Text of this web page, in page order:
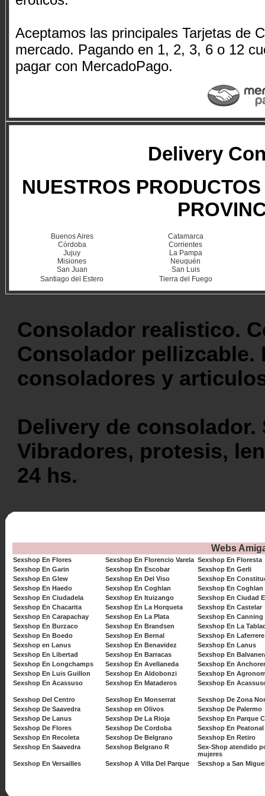
Aceptamos las principales Tarjetas de
mercado. Pagando en 1, 2, 3, 6 o 12
pagar con MercadoPago.
Delivery
NUESTROS
Buenos Aires
Catamarca
Córdoba
Corrientes
Jujuy
La Pampa
Misiones
Neuquén
San Juan
San Luis
Santiago del Estero
Tierra del Fuego
Consolador realistico.
Consolador pellizcable.
consoladores y
Delivery de consolador.
Vibradores, protesis,
24 hs.
Webs
Sexshop En Flores Sexshop En Florencio Varela Sexshop En Floresta
Sexshop En Garin
Sexshop En Escobar
Sexshop En Gerli
Sexshop En Glew
Sexshop En Del Viso
Sexshop En
Sexshop En Haedo
Sexshop En Coghlan
Sexshop En Coghlan
Sexshop En Ciudadela
Sexshop En Ituizango
Sexshop En Ciudad
Sexshop En Chacarita
Sexshop En La Horqueta
Sexshop En Castelar
Sexshop En Carapachay
Sexshop En La Plata
Sexshop En Canning
Sexshop En Burzaco
Sexshop En Brandsen
Sexshop En La
Sexshop En Boedo
Sexshop En Bernal
Sexshop En Laferrere
Sexshop en Lanus
Sexshop En Benavidez
Sexshop En Lanus
Sexshop En Libertad
Sexshop En Barracas
Sexshop En
Sexshop En Longchamps
Sexshop En Avellaneda
Sexshop En
Sexshop En Luis Guillon
Sexshop En Aldobonzi
Sexshop En
Sexshop En Acassuso
Sexshop En Mataderos Sexshop En
Sexshop Del Centro Sexshop En Monserrat
Sexshop De Zona
Sexshop De Saavedra
Sexshop en Olivos
Sexshop De Palermo
Sexshop De Lanus
Sexshop De La Rioja
Sexshop En Parque
Sexshop De Flores
Sexshop De Cordoba
Sexshop En Peatonal
Sexshop En Recoleta
Sexshop De Belgrano
Sexshop En Retiro
Sexshop En Saavedra
Sexshop Belgrano R
Sex-Shop atendido
mujeres
Sexshop En Versailles
Sexshop A Villa Del Parque Sexshop a San